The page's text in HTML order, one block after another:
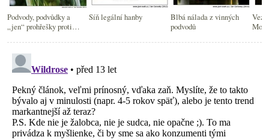
Podvody, podvůdky a
„jen“ prohřešky proti
Síň legální hanby
Blbá nálada z vinných
podvodů